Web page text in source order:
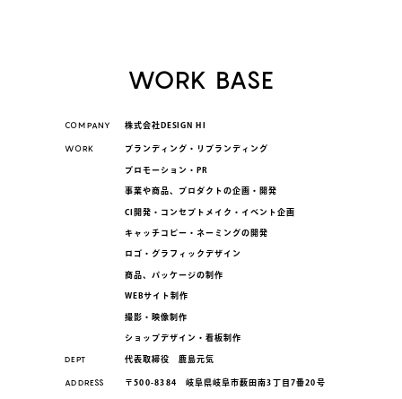
WORK BASE
COMPANY 株式会社DESIGN HI
WORK ブランディング・リブランディング
プロモーション・PR
事業や商品、プロダクトの企画・開発
CI開発・コンセプトメイク・イベント企画
キャッチコピー・ネーミングの開発
ロゴ・グラフィックデザイン
商品、パッケージの制作
WEBサイト制作
撮影・映像制作
ショップデザイン・看板制作
DEPT 代表取締役 鹿島元気
ADDRESS 〒500-8384 岐阜県岐阜市薮田南3丁目7番20号